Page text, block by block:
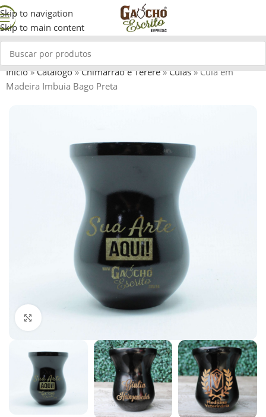
Skip to navigation
Skip to main content
Início»Catálogo»Chimarrão e Tererê»Cuias»Cuia em
Madeira Imbuia Bago Preta
Ampliar